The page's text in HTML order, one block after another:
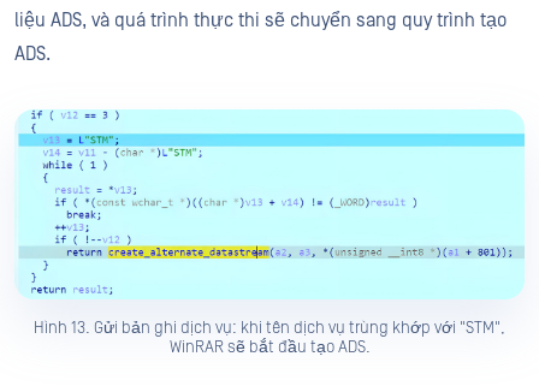
liệu ADS, và quá trình thực thi sẽ chuyển sang quy trình tạo
ADS.
Hình 13. Gửi bản ghi dịch vụ: khi tên dịch vụ trùng khớp với "STM",
WinRAR sẽ bắt đầu tạo ADS.